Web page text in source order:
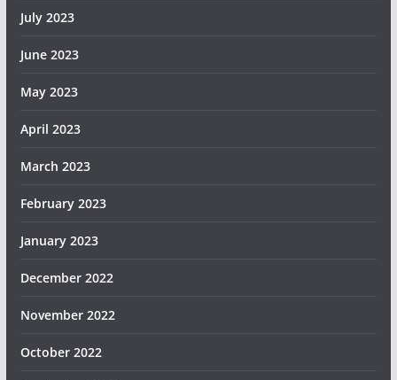
July 2023
June 2023
May 2023
April 2023
March 2023
February 2023
January 2023
December 2022
November 2022
October 2022